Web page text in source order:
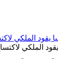
لاكتساح بيتيس